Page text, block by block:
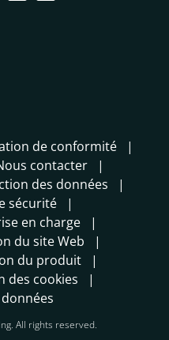
de conformité
contacter
des données
sécurité
en charge
du site Web
du produit
des cookies
All rights reserved.